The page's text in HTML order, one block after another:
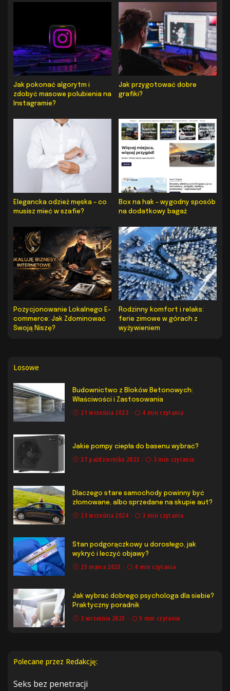
Jak pokonać algorytm i
zdobyć masowe polubienia na
Instagramie?
Jak przygotować dobre
grafiki?
Elegancka odzież męska – co
musisz mieć w szafie?
Box na hak – wygodny sposób
na dodatkowy bagaż
Pozycjonowanie Lokalnego E-
commerce: Jak Zdominować
Swoją Niszę?
Rodzinny komfort i relaks:
ferie zimowe w górach z
wyżywieniem
Losowe
Budownictwo z Bloków Betonowych:
Właściwości i Zastosowania
21 września 2023 4 min czytania
Jakie pompy ciepła do basenu wybrać?
27 października 2023 3 min czytania
Dlaczego stare samochody powinny być
złomowane, albo sprzedane na skupie aut?
23 września 2024 3 min czytania
Stan podgorączkowy u dorosłego, jak
wykryć i leczyć objawy?
25 marca 2023 4 min czytania
Jak wybrać dobrego psychologa dla siebie?
Praktyczny poradnik
3 września 2025 5 min czytania
Polecane przez Redakcję:
Seks bez penetracji